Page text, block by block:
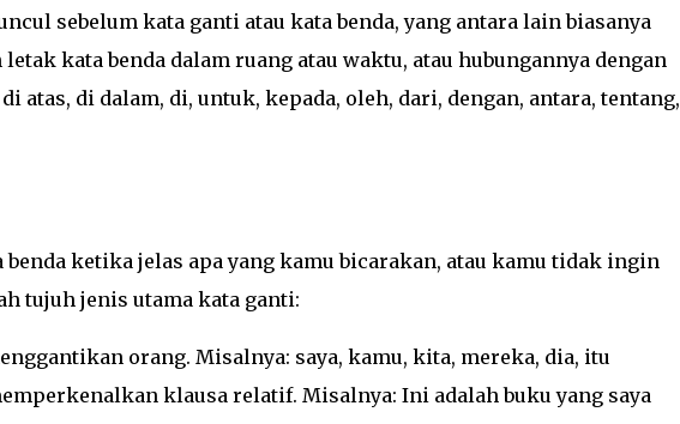
sebelum kata ganti atau kata benda, yang antara lain biasanya
kata benda dalam ruang atau waktu, atau hubungannya dengan
atas, di dalam, di, untuk, kepada, oleh, dari, dengan, antara, tentang,
ketika jelas apa yang kamu bicarakan, atau kamu tidak ingin
tujuh jenis utama kata ganti:
orang. Misalnya: saya, kamu, kita, mereka, dia, itu
klausa relatif. Misalnya: Ini adalah buku yang saya